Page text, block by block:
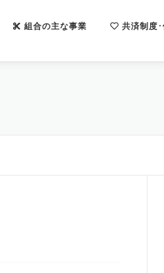
組合の主な事業 共済制度